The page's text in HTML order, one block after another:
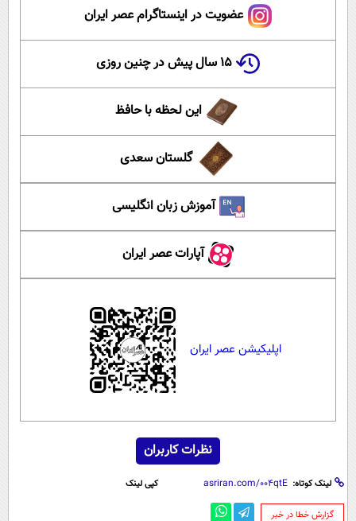
عضویت در اینستاگرام عصر ایران
۱۵ سال پیش در چنین روزی
این لحظه با حافظ
گلستان سعدی
آموزش زبان انگلیسی
آپارات عصر ایران
اپلیکیشن عصر ایران
نظرات کاربران
لینک کوتاه: کپی لینک
‌گزارش خطا در خبر